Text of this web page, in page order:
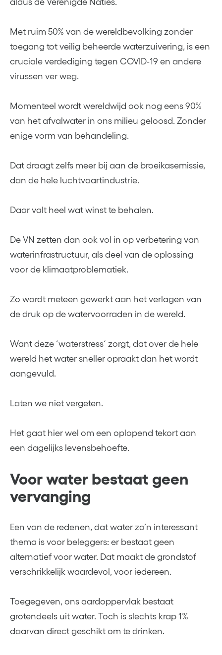
Met ruim 50% van de wereldbevolking zonder
toegang tot veilig beheerde waterzuivering, is een
cruciale verdediging tegen COVID-19 en andere
virussen ver weg.
Momenteel wordt wereldwijd ook nog eens 90%
van het afvalwater in ons milieu geloosd. Zonder
enige vorm van behandeling.
Dat draagt zelfs meer bij aan de broeikasemissie,
dan de hele luchtvaartindustrie.
Daar valt heel wat winst te behalen.
De VN zetten dan ook vol in op verbetering van
waterinfrastructuur, als deel van de oplossing
voor de klimaatproblematiek.
Zo wordt meteen gewerkt aan het verlagen van
de druk op de watervoorraden in de wereld.
Want deze ´waterstress´ zorgt, dat over de hele
wereld het water sneller opraakt dan het wordt
aangevuld.
Laten we niet vergeten.
Het gaat hier wel om een oplopend tekort aan
een dagelijks levensbehoefte.
Voor water bestaat geen
vervanging
Een van de redenen, dat water zo’n interessant
thema is voor beleggers: er bestaat geen
alternatief voor water. Dat maakt de grondstof
verschrikkelijk waardevol, voor iedereen.
Toegegeven, ons aardoppervlak bestaat
grotendeels uit water. Toch is slechts krap 1%
daarvan direct geschikt om te drinken.